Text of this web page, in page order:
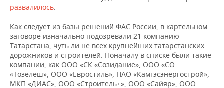
развалилось.
Как следует из базы решений ФАС России, в картельном
заговоре изначально подозревали 21 компанию
Татарстана, чуть ли не всех крупнейших татарстанских
дорожников и строителей. Поначалу в списке были такие
компании, как ООО «СК «Созидание», ООО «СО
«Тозелеш», ООО «Евростиль», ПАО «Камгэсэнергострой»,
МКП «ДИАС», ООО «Строитель+», ООО «Сайяр», ООО